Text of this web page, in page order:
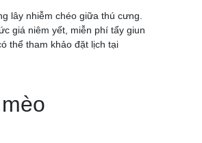
lây nhiễm chéo giữa thú cưng.
giá niêm yết, miễn phí tẩy giun
thể tham khảo đặt lịch tại